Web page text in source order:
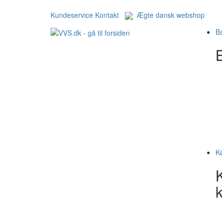
Kundeservice Kontakt
Ægte dansk webshop